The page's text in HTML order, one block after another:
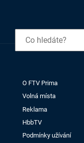
O FTV Prima
Volná místa
Reklama
HbbTV
Podmínky užívání